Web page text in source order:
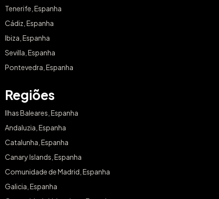
Tenerife, Espanha
Cádiz, Espanha
Ibiza, Espanha
Sevilla, Espanha
Pontevedra, Espanha
Regiões
Ilhas Baleares, Espanha
Andaluzia, Espanha
Catalunha, Espanha
Canary Islands, Espanha
Comunidade de Madrid, Espanha
Galicia, Espanha